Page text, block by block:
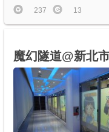
237 13
魔幻隧道@新北